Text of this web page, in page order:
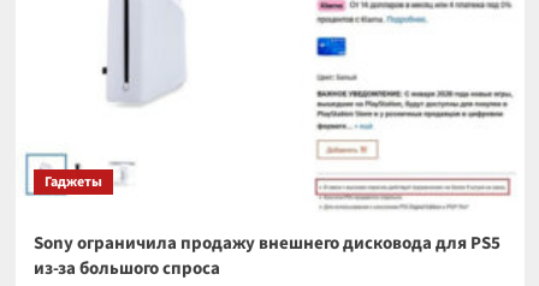
Гаджеты
Sony ограничила продажу внешнего дисковода для PS5
из-за большого спроса